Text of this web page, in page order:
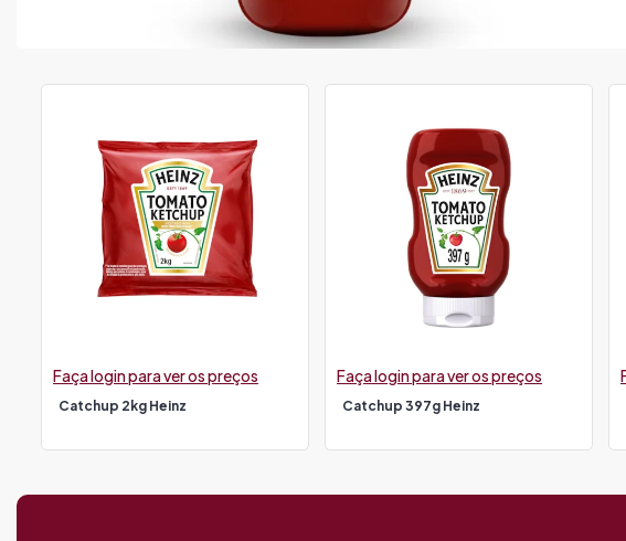
Catchup 2kg Heinz
Faça login para ver os preços
Catchup 397g Heinz
Faça login para ver os preços